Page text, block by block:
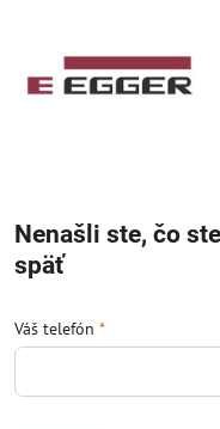
Nenašli ste, čo
späť
Váš telefón *